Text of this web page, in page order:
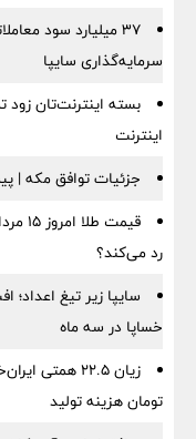
سرمایه‌گذاری سایپا
بسته اینترنت‌تان
اینترنت
جزئیات توافق مکه |
رد می‌کند؟
خساپا در سه ماه
تومان هزینه تولید